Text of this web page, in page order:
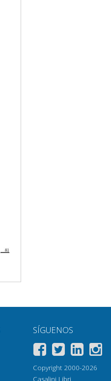
SÍGUENOS
Copyright 2000-2026
Casalini Libri